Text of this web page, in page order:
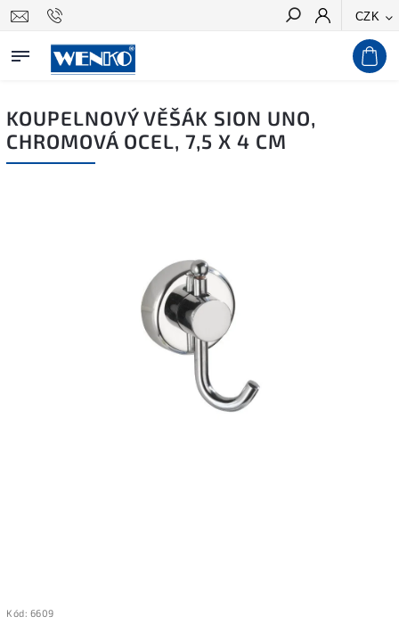
CZK
Hledat
KOUPELNOVÝ VĚŠÁK SION UNO,
CHROMOVÁ OCEL, 7,5 X 4 CM
Kód: 6609